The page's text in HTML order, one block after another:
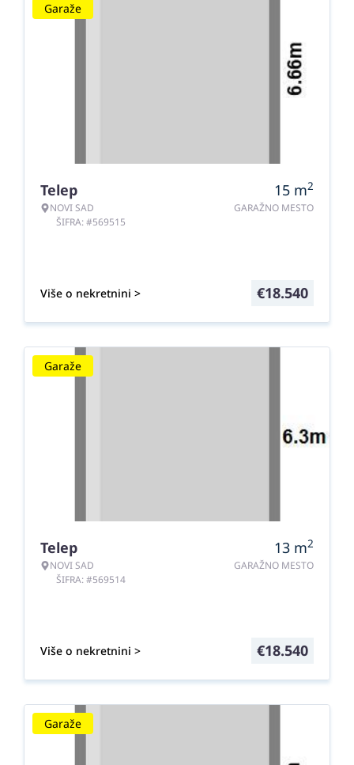
Garaže
Telep
NOVI SAD
ŠIFRA: #569515
15 m2
GARAŽNO MESTO
Više o nekretnini > €18.540
Garaže
Telep
NOVI SAD
ŠIFRA: #569514
13 m2
GARAŽNO MESTO
Više o nekretnini > €18.540
Garaže